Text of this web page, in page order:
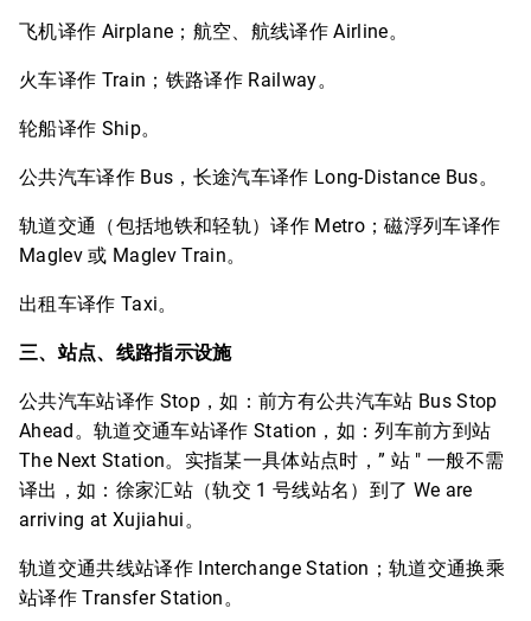
飞机译作 Airplane；航空、航线译作 Airline。
火车译作 Train；铁路译作 Railway。
轮船译作 Ship。
公共汽车译作 Bus，长途汽车译作 Long-Distance Bus。
轨道交通（包括地铁和轻轨）译作 Metro；磁浮列车译作
Maglev 或 Maglev Train。
出租车译作 Taxi。
三、站点、线路指示设施
公共汽车站译作 Stop，如：前方有公共汽车站 Bus Stop
Ahead。轨道交通车站译作 Station，如：列车前方到站
The Next Station。实指某一具体站点时，” 站 " 一般不需
译出，如：徐家汇站（轨交 1 号线站名）到了 We are
arriving at Xujiahui。
轨道交通共线站译作 Interchange Station；轨道交通换乘
站译作 Transfer Station。